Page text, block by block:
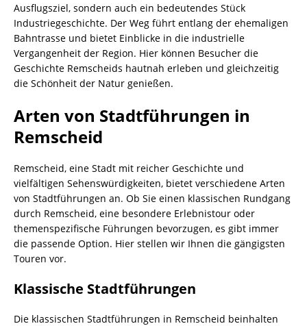
Ausflugsziel, sondern auch ein bedeutendes Stück
Industriegeschichte. Der Weg führt entlang der ehemaligen
Bahntrasse und bietet Einblicke in die industrielle
Vergangenheit der Region. Hier können Besucher die
Geschichte Remscheids hautnah erleben und gleichzeitig
die Schönheit der Natur genießen.
Arten von Stadtführungen in
Remscheid
Remscheid, eine Stadt mit reicher Geschichte und
vielfältigen Sehenswürdigkeiten, bietet verschiedene Arten
von Stadtführungen an. Ob Sie einen klassischen Rundgang
durch Remscheid, eine besondere Erlebnistour oder
themenspezifische Führungen bevorzugen, es gibt immer
die passende Option. Hier stellen wir Ihnen die gängigsten
Touren vor.
Klassische Stadtführungen
Die klassischen Stadtführungen in Remscheid beinhalten